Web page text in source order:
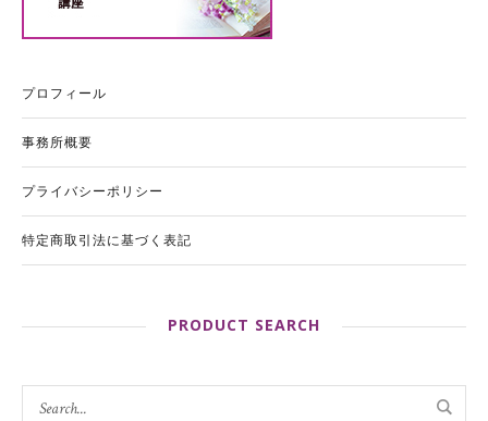
プロフィール
事務所概要
プライバシーポリシー
特定商取引法に基づく表記
PRODUCT SEARCH